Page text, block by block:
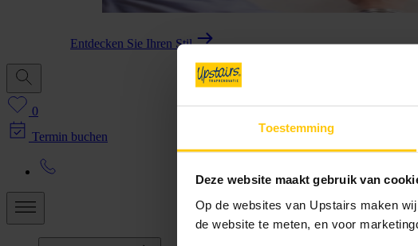
Toestemming
Deze website maakt gebruik van
Op de websites van Upstairs maken
de website te meten, en voor
Entdecken Sie Ihren Stil
0
Termin buchen